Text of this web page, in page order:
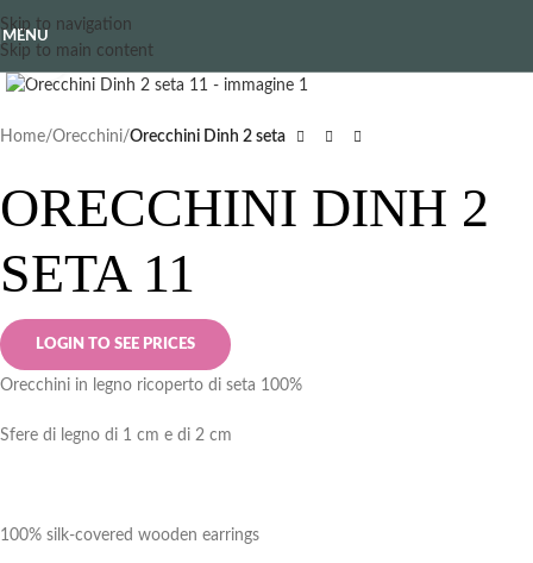
Skip to navigation
Skip to main content
MENU
Clicca per ingrandire
Home Orecchini Orecchini Dinh 2 seta
ORECCHINI DINH 2
SETA 11
LOGIN TO SEE PRICES
Orecchini in legno ricoperto di seta 100%
Sfere di legno di 1 cm e di 2 cm
100% silk-covered wooden earrings